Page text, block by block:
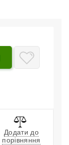
Додати до
порівняння